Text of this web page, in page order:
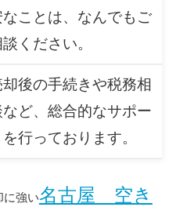
なことは、なんでもご
ください。
却後の手続きや税務相
など、総合的なサポー
を行っております。
に強い名古屋 空き